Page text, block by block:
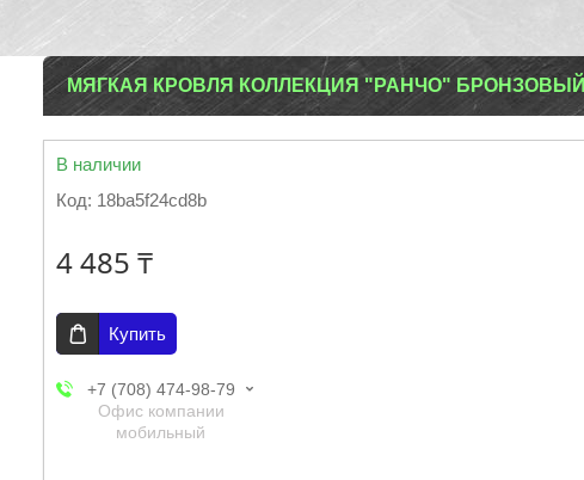
МЯГКАЯ КРОВЛЯ КОЛЛЕКЦИЯ "РАНЧО" БРОНЗОВЫЙ
В наличии
Код: 18ba5f24cd8b
4 485 ₸
Купить
+7 (708) 474-98-79
Офис компании
мобильный